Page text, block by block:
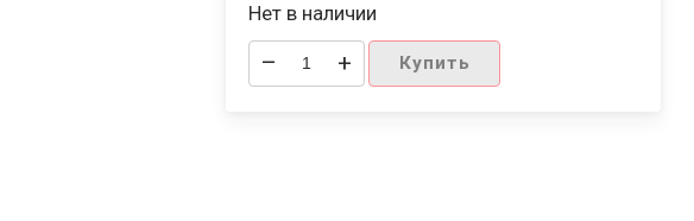
Нет в наличии
– + Купить